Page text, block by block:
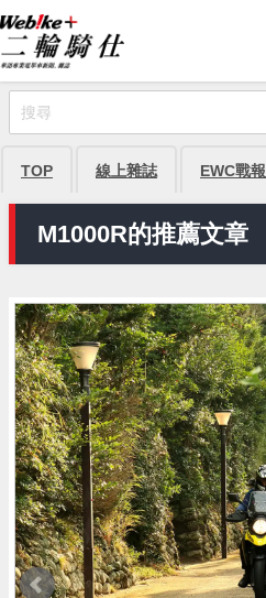
TOP 線上雜誌 EWC戰報
M1000R的推薦文章